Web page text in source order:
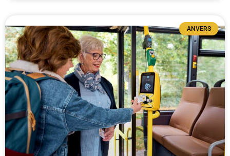
ANVERS